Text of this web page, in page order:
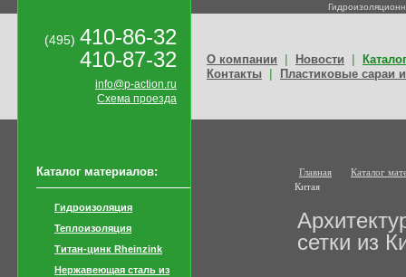
(495) 410-86-32
410-87-32
info@p-action.ru
Схема проезда
О компании | Новости |
Контакты | Пластиковые сараи
Каталог материалов:
Гидроизоляция
Теплоизоляция
Титан-цинк Rheinzink
Нержавеющая сталь из
Главная
Каталог
Китая
сетки из